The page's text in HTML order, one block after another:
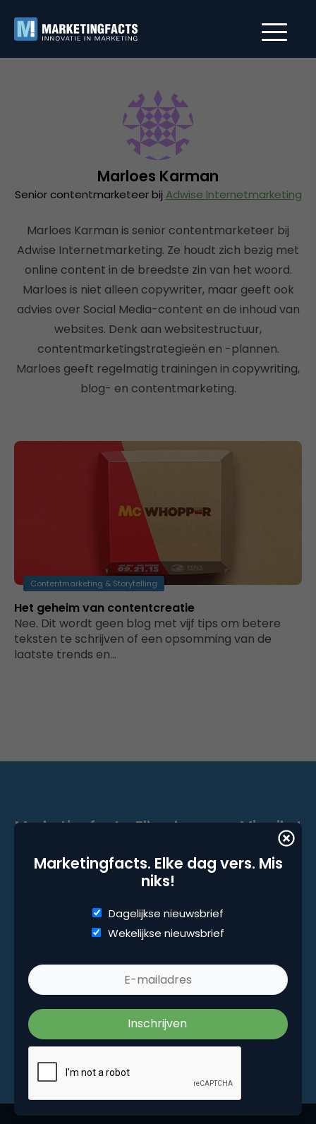
Marloes Karman
Senior contentmarketeer bij Adwise Internetmarketing
Marloes Karman is senior contentmarketeer bij
Adwise Internetmarketing. Ze houdt zich bezig met
online content in de breedste zin van het woord.
Marloes is niet alleen copywriter, maar geeft ook
advies over Social Media-content en de inhoud van
websites. Denk aan websitestructuur,
contentmarketingstrategieën en -plannen.
Marloes geeft regelmatig trainingen in copywriting,
blog- en contentmarketing.
Contentmarketing & Storytelling
Het geheim van contentcreatie
Nee. Dit wordt geen blog met vijf tips om betere
teksten te schrijven of een opsomming van de
laatste trends en…
Marketingfacts. Elke dag vers. Mis
niks!
Dagelijkse nieuwsbrief
Wekelijkse nieuwsbrief
Marketingfacts. Elke dag vers. Mis niks!
Dagelijkse nieuwsbrief
Wekelijkse nieuwsbrief